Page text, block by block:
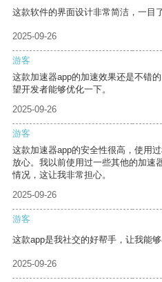
这款软件的界面设计非常简洁，一目了
2025-09-26
游客
这款加速器app的加速效果还是不错
望开发者能够优化一下。
2025-09-26
游客
这款加速器app的安全性很高，使用
放心。我以前使用过一些其他的加速
情况，这让我非常担心。
2025-09-26
游客
这款app是我社交的好帮手，让我能
2025-09-26